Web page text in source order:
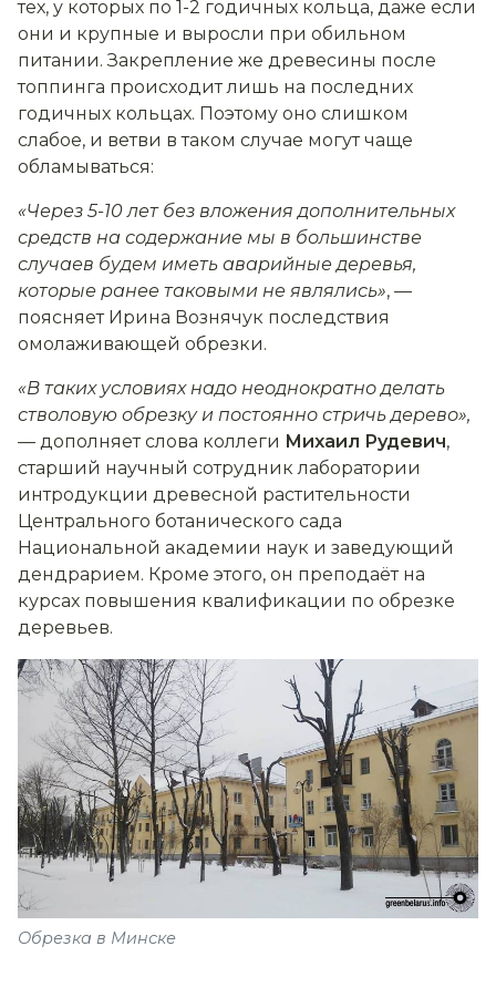
тех, у которых по 1-2 годичных кольца, даже если
они и крупные и выросли при обильном
питании. Закрепление же древесины после
топпинга происходит лишь на последних
годичных кольцах. Поэтому оно слишком
слабое, и ветви в таком случае могут чаще
обламываться:
«Через 5-10 лет без вложения дополнительных
средств на содержание мы в большинстве
случаев будем иметь аварийные деревья,
которые ранее таковыми не являлись», —
поясняет Ирина Вознячук последствия
омолаживающей обрезки.
«В таких условиях надо неоднократно делать
стволовую обрезку и постоянно стричь дерево»,
— дополняет слова коллеги Михаил Рудевич,
старший научный сотрудник лаборатории
интродукции древесной растительности
Центрального ботанического сада
Национальной академии наук и заведующий
дендрарием. Кроме этого, он преподаёт на
курсах повышения квалификации по обрезке
деревьев.
Обрезка в Минске